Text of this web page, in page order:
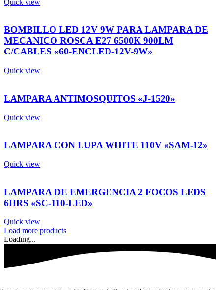
Quick view
BOMBILLO LED 12V 9W PARA LAMPARA DE
MECANICO ROSCA E27 6500K 900LM
C/CABLES «60-ENCLED-12V-9W»
Quick view
LAMPARA ANTIMOSQUITOS «J-1520»
Quick view
LAMPARA CON LUPA WHITE 110V «SAM-12»
Quick view
LAMPARA DE EMERGENCIA 2 FOCOS LEDS
6HRS «SC-110-LED»
Quick view
Load more products
Loading...